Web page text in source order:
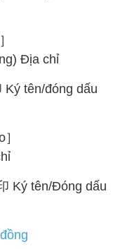
Địa chỉ
tên/đóng dấu
Ký tên/Đóng dấu